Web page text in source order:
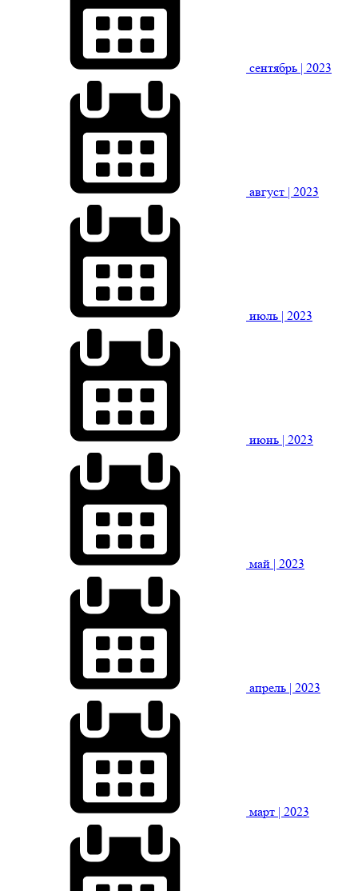
сентябрь | 2023
август | 2023
июль | 2023
июнь | 2023
май | 2023
апрель | 2023
март | 2023